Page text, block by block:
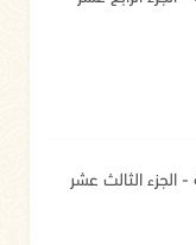
الجزء الثالث عشر